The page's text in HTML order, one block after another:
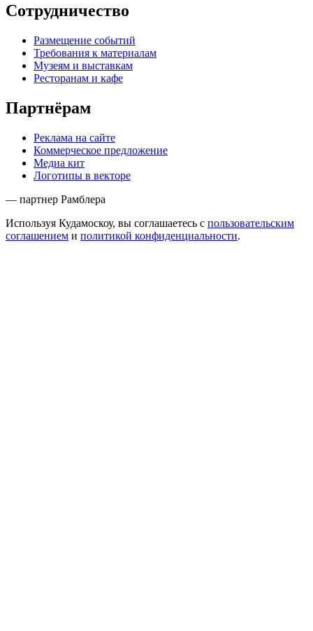
Сотрудничество
Размещение событий
Требования к материалам
Музеям и выставкам
Ресторанам и кафе
Партнёрам
Реклама на сайте
Коммерческое предложение
Медиа кит
Логотипы в векторе
— партнер Рамблера
Используя Кудамоскоу, вы соглашаетесь с пользовательским
соглашением и политикой конфиденциальности.